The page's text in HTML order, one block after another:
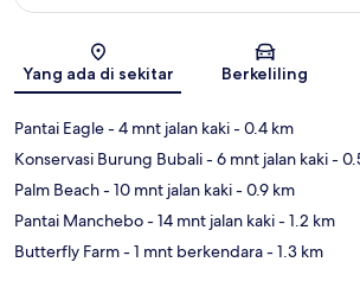
Peta
Yang ada di sekitar Berkeliling
Pantai Eagle- 4 mnt jalan kaki- 0.4 km
Konservasi Burung Bubali- 6 mnt jalan kaki-
Palm Beach- 10 mnt jalan kaki- 0.9 km
Pantai Manchebo- 14 mnt jalan kaki- 1.2 km
Butterfly Farm- 1 mnt berkendara- 1.3 km